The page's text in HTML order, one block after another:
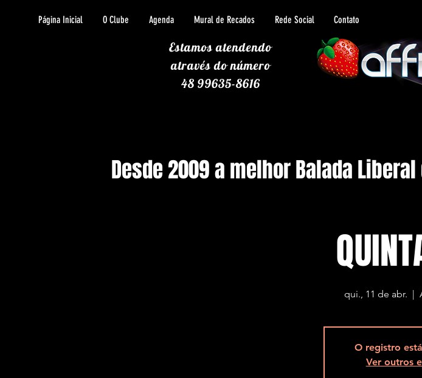
Página Inicial O Clube Agenda Mural de Recados Rede Social Contato
Estamos atendendo
atravésdo número
48 99635-8616
Desde 2009 a melhor Balada
qui., 11 de abr.
  |
O registro
Ver outros